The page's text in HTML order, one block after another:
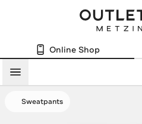
Online Shop
Menü
Sweatpants